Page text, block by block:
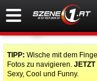
TIPP: Wische mit dem
Fotos zu navigieren. JETZT
Sexy, Cool und Funny.